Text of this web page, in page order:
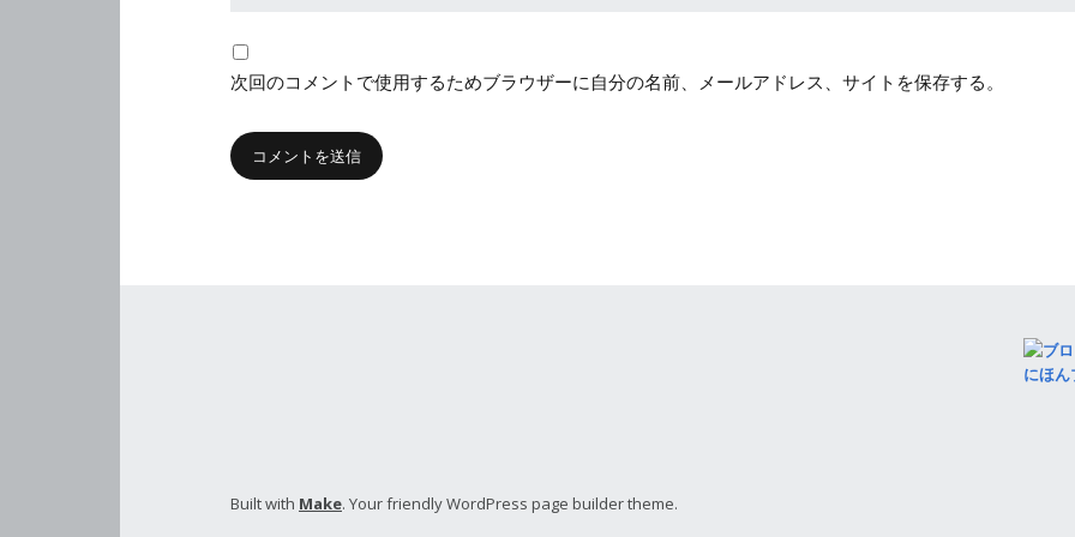
次回のコメントで使用するためブラウザーに自分の名前、メールアドレス、サイトを保存する。
にほ
Built with Make. Your friendly WordPress page builder theme.